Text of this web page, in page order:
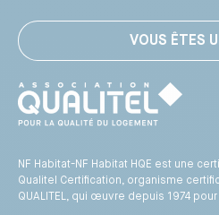
VOUS ÊTES
NF Habitat-NF Habitat HQE est une
Qualitel Certification, organisme
QUALITEL, qui œuvre depuis 1974